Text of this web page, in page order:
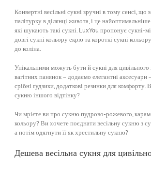
Конвертні весільні сукні зручні в тому сенсі,
палітурку в ділянці живота, і це
які шукають такі сукні. LuxYou пропонує сукні-
довгі сукні кольору екрю та короткі сукні
до коліна.
Унікальними можуть бути й сукні для цивільного
вагітних панянок – додаємо елегантні аксесуари
срібні ґудзики, додаткові резинки для комфорту.
сукню іншого відтінку?
Чи мрієте ви про сукню пудрово-рожевого,
кольору? Ви хочете поєднати весільну сукню з
а потім одягнути її як хрестильну сукню?
Дешева весільна сукня для